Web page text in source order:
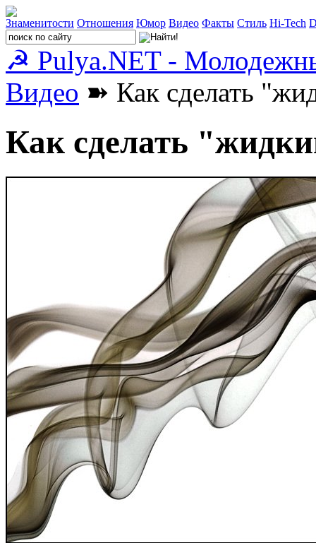
Знаменитости Отношения Юмор Видео Факты Стиль Hi-Tech
☭ Pulya.NET -
Видео ➽ Как сделать
Как сделать